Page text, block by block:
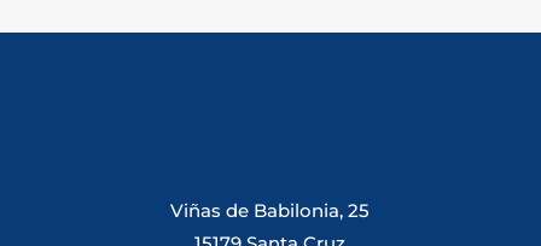
Viñas de Babilonia, 25